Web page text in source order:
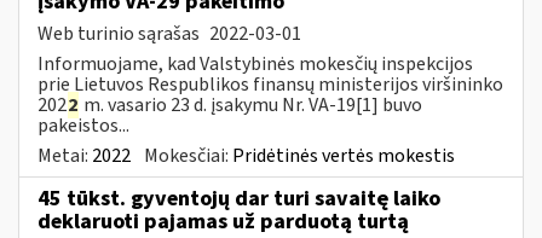
Web turinio sąrašas 2022-03-01
Informuojame, kad Valstybinės mokesčių inspekcijos
prie Lietuvos Respublikos finansų ministerijos viršininko
2022 m. vasario 23 d. įsakymu Nr. VA-19[1] buvo
pakeistos...
Metai: 2022 Mokesčiai: Pridėtinės vertės mokestis
45 tūkst. gyventojų dar turi savaitę laiko
deklaruoti pajamas už parduotą turtą